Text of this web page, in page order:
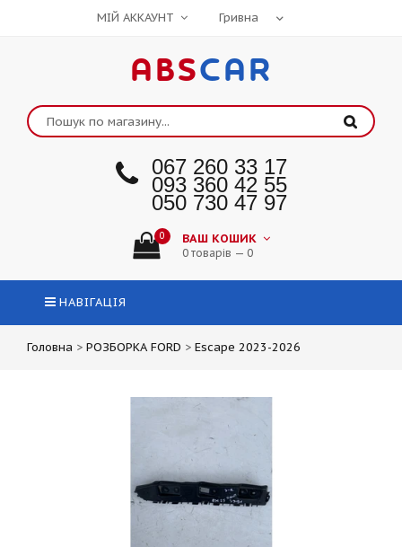
МІЙ АККАУНТ
ABSCAR
067 260 33 17
093 360 42 55
050 730 47 97
0 ВАШ КОШИК
0 товарів — 0
НАВІГАЦІЯ
Головна > РОЗБОРКА FORD > Escape 2023-2026